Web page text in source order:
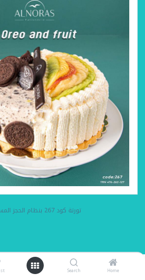
Home
Search
تورتة كود 267 بنظام الحجز المسبق.
تورتة كود267 بنظام